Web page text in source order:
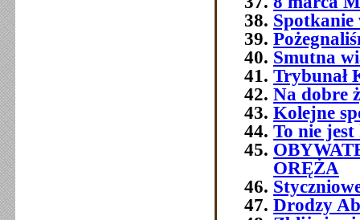
Spotkanie
Smutna
Trybunał
Na dobre
Kolejne
To nie
ORĘŻA
Drodzy